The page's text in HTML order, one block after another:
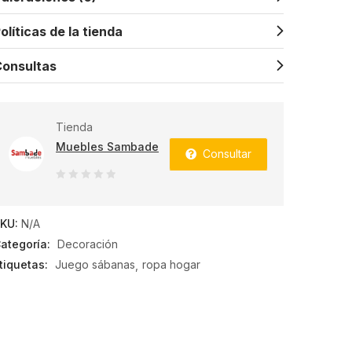
de la tienda
Tienda
Muebles Sambade
Consultar
N/A
Decoración
Juego sábanas ropa hogar